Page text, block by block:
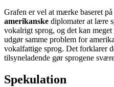
Grafen er vel at mærke baseret
amerikanske diplomater at lære
vokalrigt sprog, og det kan
udgør samme problem for
vokalfattige sprog. Det forklarer
tilsyneladende gør sprogene
Spekulation